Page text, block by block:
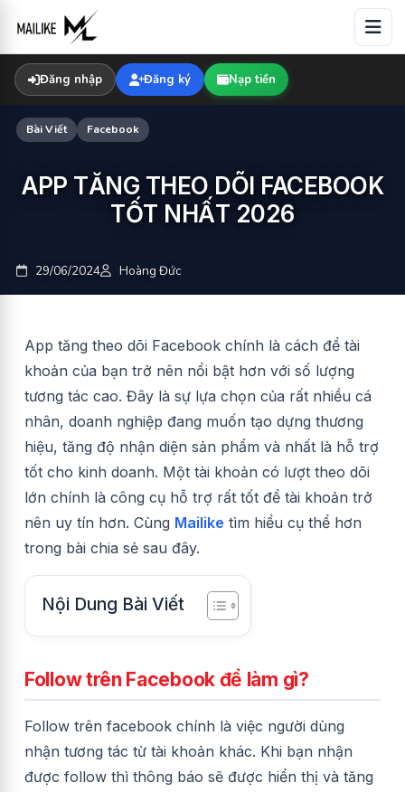
content
Đăng nhập Đăng ký Nạp tiền
Bài Viết Facebook
APP TĂNG THEO DÕI FACEBOOK
TỐT NHẤT 2026
29/06/2024 Hoàng Đức
App tăng theo dõi Facebook chính là cách để tài
khoản của bạn trở nên nổi bật hơn với số lượng
tương tác cao. Đây là sự lựa chọn của rất nhiều cá
nhân, doanh nghiệp đang muốn tạo dựng thương
hiệu, tăng độ nhận diện sản phẩm và nhất là hỗ trợ
tốt cho kinh doanh. Một tài khoản có lượt theo dõi
lớn chính là công cụ hỗ trợ rất tốt để tài khoản trở
nên uy tín hơn. Cùng Mailike tìm hiểu cụ thể hơn
trong bài chia sẻ sau đây.
Nội Dung Bài Viết
Follow trên Facebook để làm gì?
Follow trên facebook chính là việc người dùng
nhận tương tác từ tài khoản khác. Khi bạn nhận
được follow thì thông báo sẽ được hiển thị và tăng